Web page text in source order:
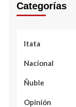
Categorías
Itata
Nacional
Ñuble
Opinión